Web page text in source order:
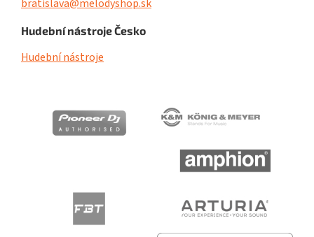
bratislava@melodyshop.sk
Hudební nástroje Česko
Hudební nástroje